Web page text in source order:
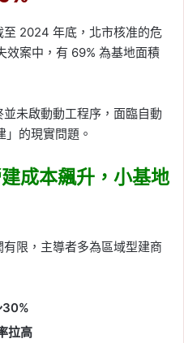
2024 年底，北市核准的危
效案中，有 69% 為基地面積
未啟動動工程序，面臨自動
的現實問題。
成本飆升，小基地
限，主導者多為區域型建商
30%
拉高